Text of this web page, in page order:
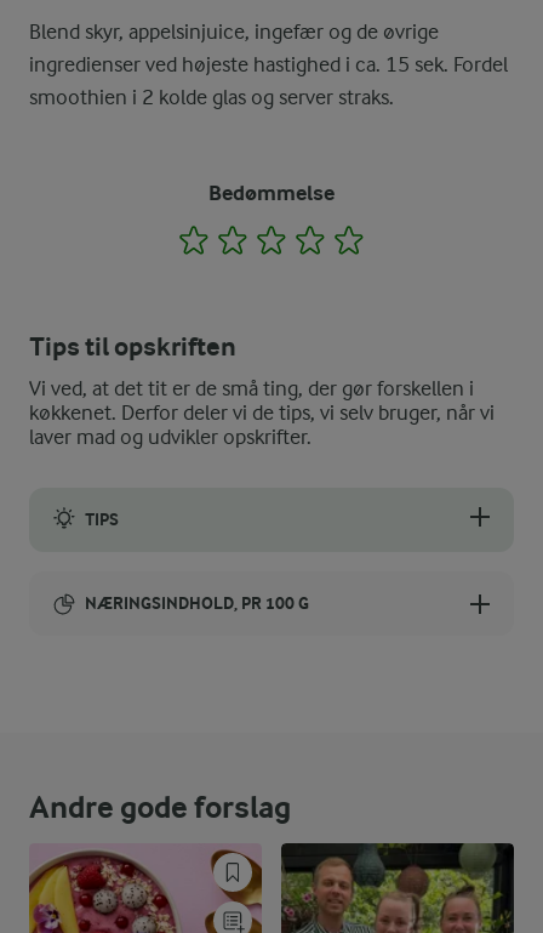
Blend skyr, appelsinjuice, ingefær og de øvrige
ingredienser ved højeste hastighed i ca. 15 sek. Fordel
smoothien i 2 kolde glas og server straks.
Bedømmelse
1 2 3 4
Tips til opskriften
Vi ved, at det tit er de små ting, der gør forskellen i
køkkenet. Derfor deler vi de tips, vi selv bruger, når vi
laver mad og udvikler opskrifter.
TIPS
NÆRINGSINDHOLD, PR 100 G
Fiber:
0 g
Andre gode forslag